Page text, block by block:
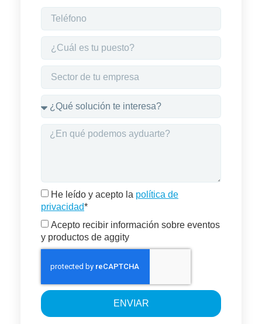
He leído y acepto la política de
privacidad*
Acepto recibir información sobre eventos
y productos de aggity
ENVIAR